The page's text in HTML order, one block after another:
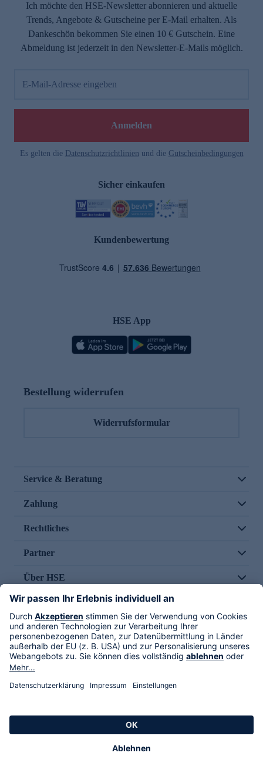
Ich möchte den HSE-Newsletter abonnieren und aktuelle
Trends, Angebote & Gutscheine per E-Mail erhalten. Als
Dankeschön bekommen Sie einen 10 € Gutschein. Eine
Abmeldung ist jederzeit in den Newsletter-E-Mails möglich.
E-Mail-Adresse eingeben
Anmelden
Es gelten die Datenschutzrichtlinien und die Gutscheinbedingungen
Sicher einkaufen
Kundenbewertung
HSE App
Bestellung widerrufen
Widerrufsformular
Service & Beratung
Zahlung
Rechtliches
Partner
Über HSE
Im TV
HSE International